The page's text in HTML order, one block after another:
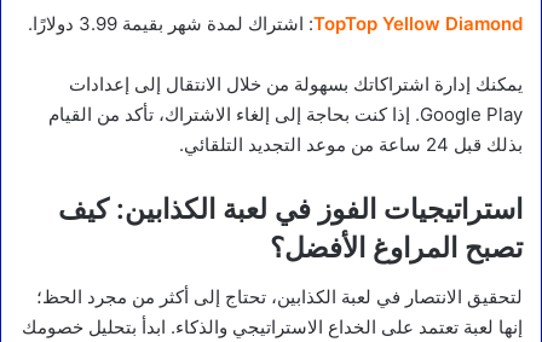
TopTop Yellow Diamond: اشتراك لمدة شهر بقيمة 3.99 دولارًا.
يمكنك إدارة اشتراكاتك بسهولة من خلال الانتقال إلى إعدادات
Google Play. إذا كنت بحاجة إلى إلغاء الاشتراك، تأكد من القيام
بذلك قبل 24 ساعة من موعد التجديد التلقائي.
استراتيجيات الفوز في لعبة الكذابين: كيف
تصبح المراوغ الأفضل؟
لتحقيق الانتصار في لعبة الكذابين، تحتاج إلى أكثر من مجرد الحظ؛
إنها لعبة تعتمد على الخداع الاستراتيجي والذكاء. ابدأ بتحليل خصومك